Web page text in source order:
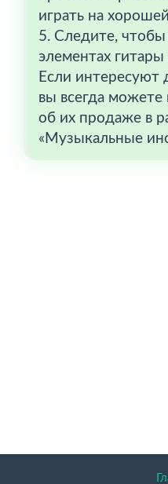
играть на
5. Следите, чтобы
элементах
Если интересуют
вы всегда
об их продаже в
«Музыкальные